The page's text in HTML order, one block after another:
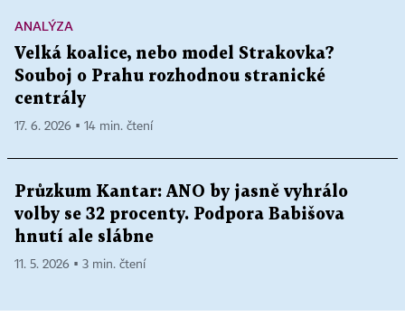
ANALÝZA
Velká koalice, nebo model Strakovka?
Souboj o Prahu rozhodnou stranické
centrály
17. 6. 2026 ▪ 14 min. čtení
Průzkum Kantar: ANO by jasně vyhrálo
volby se 32 procenty. Podpora Babišova
hnutí ale slábne
11. 5. 2026 ▪ 3 min. čtení